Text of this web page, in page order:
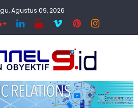
Agustus 09, 2026